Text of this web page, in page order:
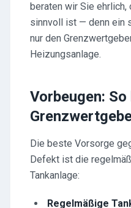
beraten wir Sie ehrlich,
sinnvoll ist — denn ein
nur den
Heizungsanlage.
Vorbeugen:
Die beste Vorsorge
Defekt ist die
Tankanlage:
Regelmäßige